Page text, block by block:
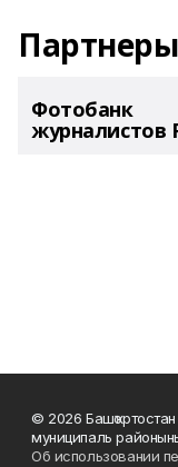
Партнеры
Фотобанк
журналистов
© 2026
муниципаль
Об использовании